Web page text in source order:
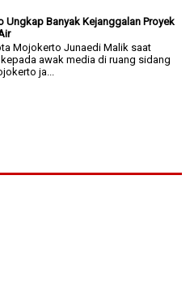
Ungkap Banyak Kejanggalan Proyek
Mojokerto Junaedi Malik saat
awak media di ruang sidang
ja...